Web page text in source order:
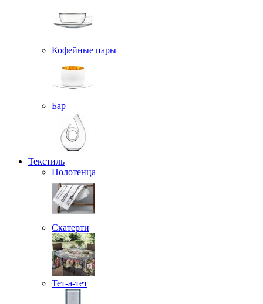
Кофейные пары
Бар
Текстиль
Полотенца
Скатерти
Тет-а-тет